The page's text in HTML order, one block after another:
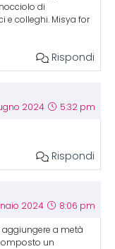
di
e colleghi. Misya for
Rispondi
2024 5:32 pm
Rispondi
2024 8:06 pm
a metà
un